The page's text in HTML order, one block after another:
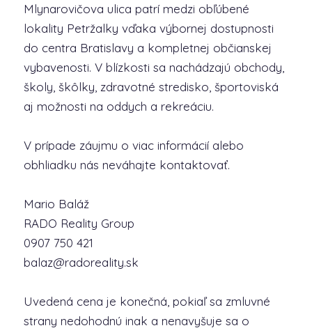
Mlynarovičova ulica patrí medzi obľúbené
lokality Petržalky vďaka výbornej dostupnosti
do centra Bratislavy a kompletnej občianskej
vybavenosti. V blízkosti sa nachádzajú obchody,
školy, škôlky, zdravotné stredisko, športoviská
aj možnosti na oddych a rekreáciu.
V prípade záujmu o viac informácií alebo
obhliadku nás neváhajte kontaktovať.
Mario Baláž
RADO Reality Group
0907 750 421
balaz@radoreality.sk
Uvedená cena je konečná, pokiaľ sa zmluvné
strany nedohodnú inak a nenavyšuje sa o